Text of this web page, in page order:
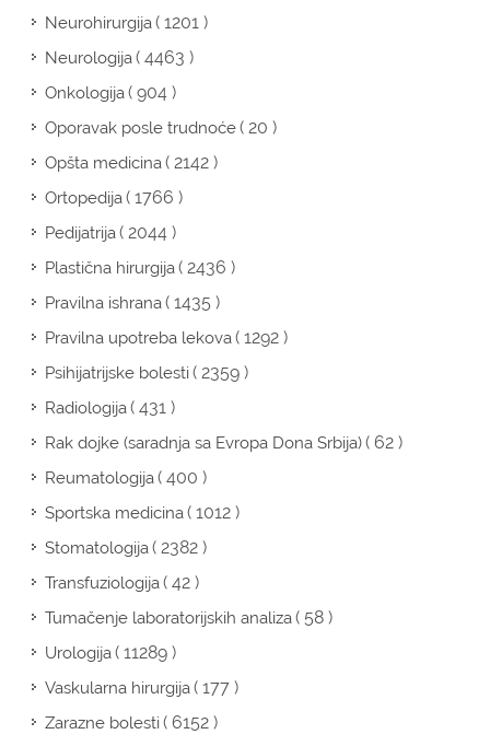
Neurohirurgija( 1201 )
Neurologija( 4463 )
Onkologija( 904 )
Oporavak posle trudnoće( 20 )
Opšta medicina( 2142 )
Ortopedija( 1766 )
Pedijatrija( 2044 )
Plastična hirurgija( 2436 )
Pravilna ishrana( 1435 )
Pravilna upotreba lekova( 1292 )
Psihijatrijske bolesti( 2359 )
Radiologija( 431 )
Rak dojke (saradnja sa Evropa Dona Srbija)( 62 )
Reumatologija( 400 )
Sportska medicina( 1012 )
Stomatologija( 2382 )
Transfuziologija( 42 )
Tumačenje laboratorijskih analiza( 58 )
Urologija( 11289 )
Vaskularna hirurgija( 177 )
Zarazne bolesti( 6152 )